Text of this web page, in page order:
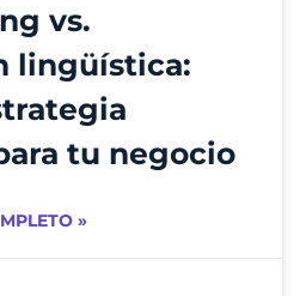
vs.
lingüística:
tu negocio
»